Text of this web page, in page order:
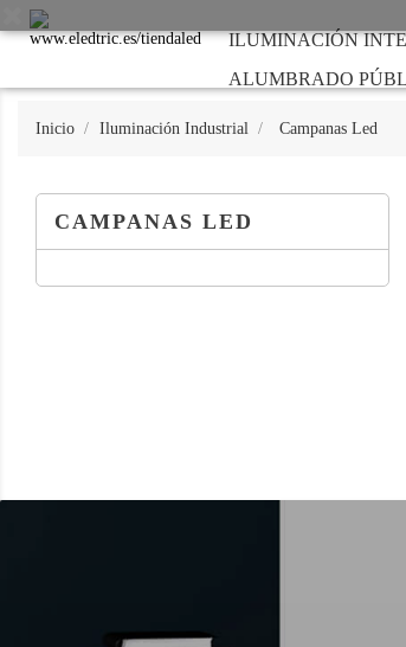
ILUMINACIÓN
ALUMBRADO
Inicio Iluminación Industrial Campanas Led
CAMPANAS LED